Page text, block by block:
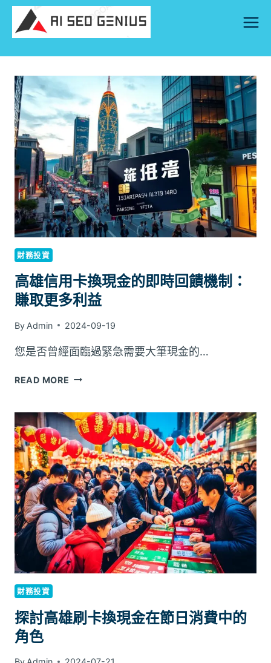
Skip
content
財務投資
高雄信用卡換現金的即時回饋機制：
賺取更多利益
By Admin 2024-09-19
您是否曾經面臨過緊急需要大筆現金的…
READ MORE 高
用
卡
換
現
金
的
即
時
回
饋
機
制：
更
多
益
財務投資
探討高雄刷卡換現金在節日消費中的
角色